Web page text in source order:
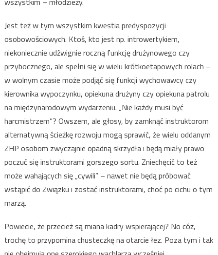
Jest też w tym wszystkim kwestia predyspozycji
osobowościowych. Ktoś, kto jest np. introwertykiem,
niekoniecznie udźwignie roczną funkcję drużynowego czy
przybocznego, ale spełni się w wielu krótkoetapowych rolach –
w wolnym czasie może podjąć się funkcji wychowawcy czy
kierownika wypoczynku, opiekuna drużyny czy opiekuna patrolu
na międzynarodowym wydarzeniu. „Nie każdy musi być
harcmistrzem”? Owszem, ale głosy, by zamknąć instruktorom
alternatywną ścieżkę rozwoju mogą sprawić, że wielu oddanym
ZHP osobom zwyczajnie opadną skrzydła i będą miały prawo
poczuć się instruktorami gorszego sortu. Zniechęcić to też
może wahających się „cywili” – nawet nie będą próbować
wstąpić do Związku i zostać instruktorami, choć po cichu o tym
marzą.
Powiecie, że przecież są miana kadry wspierającej? No cóż,
trochę to przypomina chusteczkę na otarcie łez. Poza tym i tak